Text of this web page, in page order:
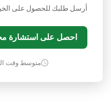
أرسل طلبك للحصول على
احصل على استشارة
متوسط وقت الرد - 5